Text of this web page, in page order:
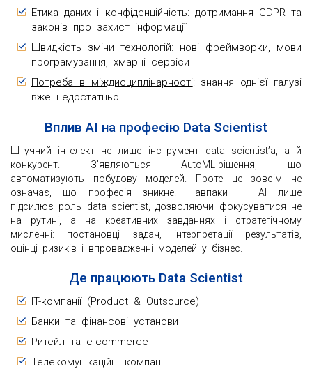
Етика даних і конфіденційність: дотримання GDPR та
законів про захист інформації
Швидкість зміни технологій: нові фреймворки, мови
програмування, хмарні сервіси
Потреба в міждисциплінарності: знання однієї галузі
вже недостатньо
Вплив AI на професію Data Scientist
Штучний інтелект не лише інструмент data scientist’а, а й
конкурент. З’являються AutoML-рішення, що
автоматизують побудову моделей. Проте це зовсім не
означає, що професія зникне. Навпаки — AI лише
підсилює роль data scientist, дозволяючи фокусуватися не
на рутині, а на креативних завданнях і стратегічному
мисленні: постановці задач, інтерпретації результатів,
оцінці ризиків і впровадженні моделей у бізнес.
Де працюють Data Scientist
IT-компанії (Product & Outsource)
Банки та фінансові установи
Ритейл та e-commerce
Телекомунікаційні компанії